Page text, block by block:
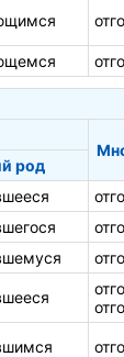
род